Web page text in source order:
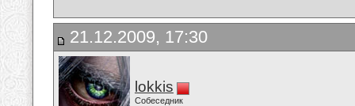
21.12.2009, 17:30
lokkis
Собеседник